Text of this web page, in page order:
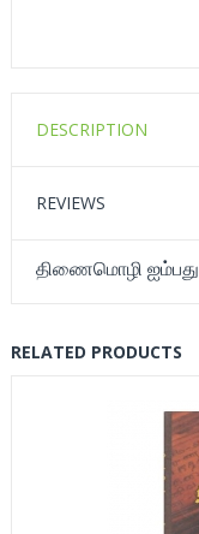
DESCRIPTION
REVIEWS
திணைமொழி ஐம்பது
RELATED PRODUCTS